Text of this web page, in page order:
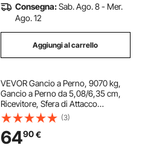
Consegna:Sab. Ago. 8 - Mer.
Ago. 12
Aggiungi al carrello
VEVOR Gancio a Perno, 9070 kg,
Gancio a Perno da 5,08/6,35 cm,
Ricevitore, Sfera di Attacco
Combinata 5,87 cm, Adatta per
Anello Lunetta, Lunghezza 39,6 cm,
Rivestimento a Polvere, Nera
(3)
6490€